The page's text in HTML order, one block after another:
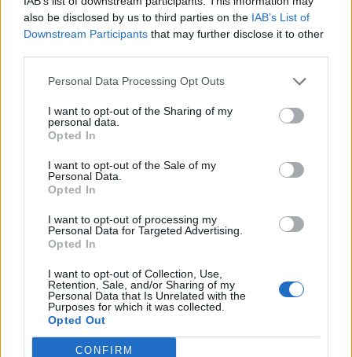
also be disclosed by us to third parties on the IAB’s List of
Downstream Participants that may further disclose it to other
Personal Data Processing Opt Outs
I want to opt-out of the Sharing of my
personal data.
Opted In
I want to opt-out of the Sale of my
Personal Data.
Opted In
I want to opt-out of processing my
Personal Data for Targeted Advertising.
Opted In
I want to opt-out of Collection, Use,
Retention, Sale, and/or Sharing of my
Personal Data that Is Unrelated with the
Purposes for which it was collected.
Opted Out
CONFIRM
Cookie-kezelési tájékoztató
Hozzászólási szabályzat
Nyomtatott lapjaink archívuma
Székely Hírmondó archívuma
Sütibeállítások
Médiatér
Liget
Krónika
Bihari Napló
Erdélyi Napló